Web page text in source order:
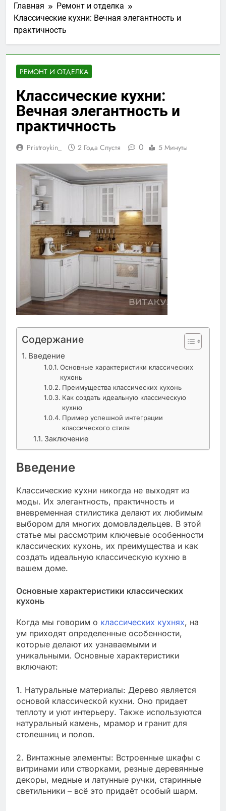
Главная
Ремонт и отделка
Классические кухни: Вечная элегантность и
практичность
РЕМОНТ И ОТДЕЛКА
Классические кухни:
Вечная элегантность и
практичность
Pristroykin_ 2 Года Спустя 0 5 Минуты
Содержание
Введение
Основные характеристики классических
кухонь
Преимущества классических кухонь
Как создать идеальную классическую
кухню
Пример успешной интеграции
классического стиля
Заключение
Введение
Классические кухни никогда не выходят из
моды. Их элегантность, практичность и
вневременная стилистика делают их любимым
выбором для многих домовладельцев. В этой
статье мы рассмотрим ключевые особенности
классических кухонь, их преимущества и как
создать идеальную классическую кухню в
вашем доме.
Основные характеристики классических
кухонь
Когда мы говорим о классических кухнях, на
ум приходят определенные особенности,
которые делают их узнаваемыми и
уникальными. Основные характеристики
включают:
1. Натуральные материалы: Дерево является
основой классической кухни. Оно придает
теплоту и уют интерьеру. Также используются
натуральный камень, мрамор и гранит для
столешниц и полов.
2. Винтажные элементы: Встроенные шкафы с
витринами или створками, резные деревянные
декоры, медные и латунные ручки, старинные
светильники – всё это придаёт особый шарм.